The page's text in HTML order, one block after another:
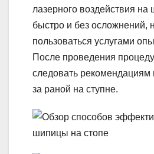
лазерного воздействия
быстро и без осложнений,
пользоваться услугами
После проведения
следовать рекомендациям
за раной на ступне.